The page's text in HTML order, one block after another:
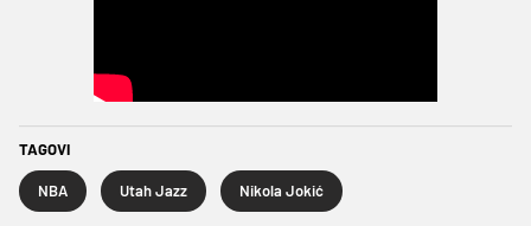
TAGOVI
NBA Utah Jazz Nikola Jokić